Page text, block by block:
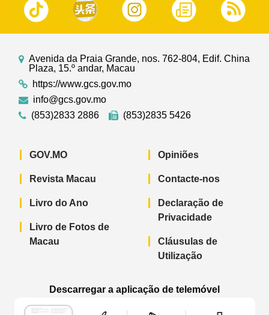
Avenida da Praia Grande, nos. 762-804, Edif. China
Plaza, 15.º andar, Macau
https://www.gcs.gov.mo
info@gcs.gov.mo
(853)2833 2886
(853)2835 5426
GOV.MO
Revista Macau
Livro do Ano
Livro de Fotos de
Macau
Opiniões
Contacte-nos
Declaração de
Privacidade
Cláusulas de
Utilização
Descarregar a aplicação de telemóvel